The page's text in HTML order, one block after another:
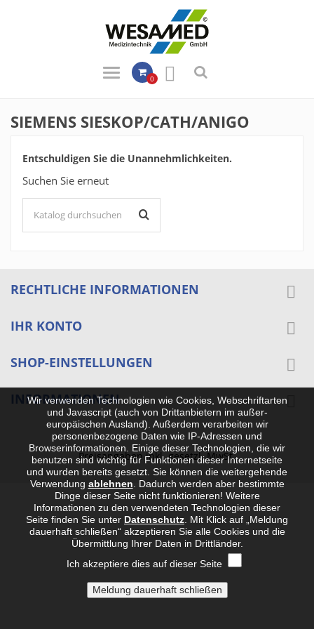
0 
SIEMENS SIESKOP/CATH/ANIGO
Entschuldigen Sie die Unannehmlichkeiten.
Suchen Sie erneut
RECHTLICHE INFORMATIONEN 
IHR KONTO 
SHOP-EINSTELLUNGEN 
INFORMATIONEN 
Preisangaben inkl. gesetzl. MwSt.
Wir verwenden Technologien wie Cookies, Webschriftarten
und Javascript (auch von Drittanbietern im außer-
europäischen Ausland). Außerdem verarbeiten wir
personenbezogene Daten wie IP-Adressen und
Browserinformationen. Einige dieser Technologien, die wir
benutzen sind wichtig für Funktionen dieser Internetseite
und wurden bereits gesetzt. Sie können die weitergehende
Verwendung ablehnen
Dadurch werden aber bestimmte
Dinge dieser Seite nicht funktionieren! Weitere
Informationen zu den verwendeten Technologien dieser
Seite finden Sie unter Datenschutz . Mit Klick auf „Meldung
dauerhaft schließen“ akzeptieren Sie alle Cookies und die
Übermittlung Ihrer Daten in Drittländer.
Ich akzeptiere dies auf dieser Seite